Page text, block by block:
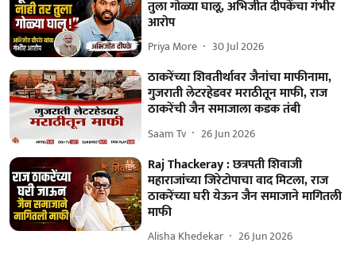
तुला गोळ्या घालू, अभिजीत दीपकेंचा गंभीर
आरोप
Priya More 30 Jul 2026
ठाकरेंच्या शिवतीर्थावर जैनांचा माफीनामा,
गुजराती लेटरहेडवर मराठीतून माफी, राज
ठाकरेंची जैन समाजाला कडक तंबी
Saam Tv 26 Jun 2026
Raj Thackeray : छत्रपती शिवाजी
महाराजांच्या जिरेटोपाचा वाद मिटला, राज
ठाकरेंच्या घरी येऊन जैन समाजाने मागितली
माफी
Alisha Khedekar 26 Jun 2026